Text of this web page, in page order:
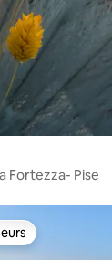
Fortezza- Pise
parmi les plus